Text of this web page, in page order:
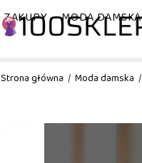
ZAKUPY MODA DAMSKA
Strona główna / Moda damska /